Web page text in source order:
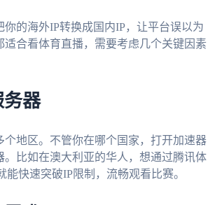
的海外IP转换成国内IP，让平台误以为
合看体育直播，需要考虑几个关键因素
务器
地区。不管你在哪个国家，打开加速器
比如在澳大利亚的华人，想通过腾讯体
快速突破IP限制，流畅观看比赛。